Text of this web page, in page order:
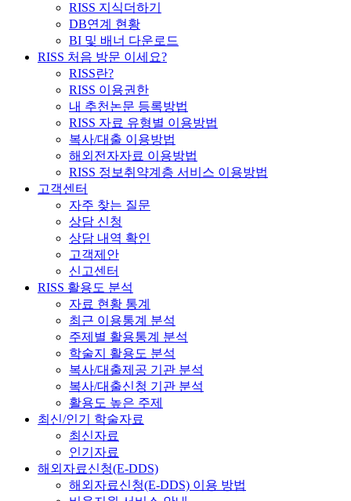
RISS 지식더하기
DB연계 현황
BI 및 배너 다운로드
RISS 처음 방문 이세요?
RISS란?
RISS 이용권한
내 추천논문 등록방법
RISS 자료 유형별 이용방법
복사/대출 이용방법
해외전자자료 이용방법
RISS 정보취약계층 서비스 이용방법
고객센터
자주 찾는 질문
상담 신청
상담 내역 확인
고객제안
신고센터
RISS 활용도 분석
자료 현황 통계
최근 이용통계 분석
주제별 활용통계 분석
학술지 활용도 분석
복사/대출제공 기관 분석
복사/대출신청 기관 분석
활용도 높은 주제
최신/인기 학술자료
최신자료
인기자료
해외자료신청(E-DDS)
해외자료신청(E-DDS) 이용 방법